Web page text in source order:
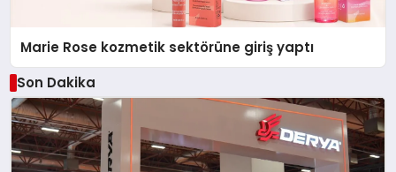
Marie Rose kozmetik sektörüne giriş yaptı
Son Dakika